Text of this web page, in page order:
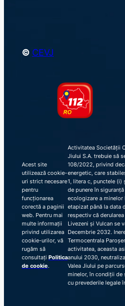
© CEVJ
Acest site
utilizează cookie-
uri strict necesare
pentru
funcționarea
corectă a paginii
web. Pentru mai
multe informații
privind utilizarea
cookie-urilor, vă
rugăm să
consultați Politica
de cookie.
Activitatea Societății
Jiului S.A. trebuie să
108/2022, privind
energetic, care
1, litera c, punctele (i)
de punere în
ecologizare a minelor
etapizat până la data
respectiv că
Livezeni și Vulcan se
Decembrie 2032.
Termocentrala
activitatea, aceasta
anului 2030,
Valea Jiului pe
minelor, în condiții de
cu prevederile legale